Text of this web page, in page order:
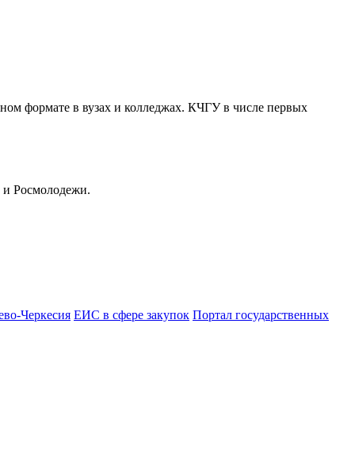
формате в вузах и колледжах. КЧГУ в числе первых
Росмолодежи.
Черкесия ЕИС в сфере закупок Портал государственных